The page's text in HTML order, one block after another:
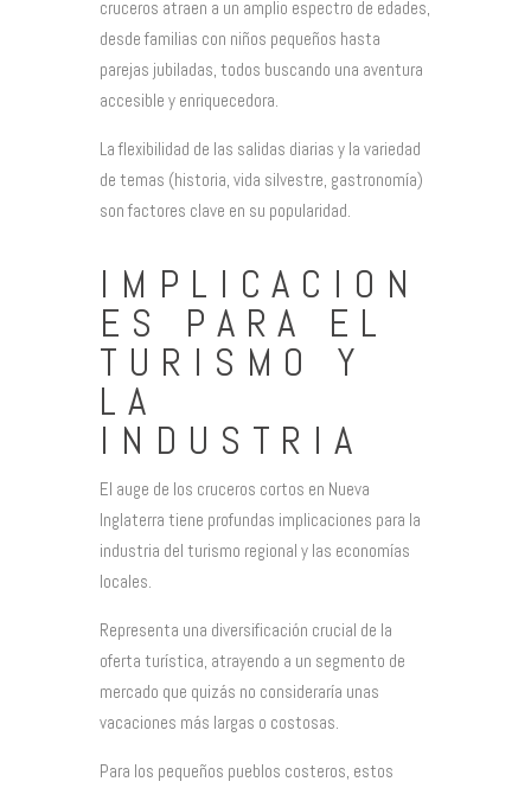
cruceros atraen a un amplio espectro de edades,
desde familias con niños pequeños hasta
parejas jubiladas, todos buscando una aventura
accesible y enriquecedora.
La flexibilidad de las salidas diarias y la variedad
de temas (historia, vida silvestre, gastronomía)
son factores clave en su popularidad.
IMPLICACION
ES PARA EL
TURISMO Y
LA
INDUSTRIA
El auge de los cruceros cortos en Nueva
Inglaterra tiene profundas implicaciones para la
industria del turismo regional y las economías
locales.
Representa una diversificación crucial de la
oferta turística, atrayendo a un segmento de
mercado que quizás no consideraría unas
vacaciones más largas o costosas.
Para los pequeños pueblos costeros, estos